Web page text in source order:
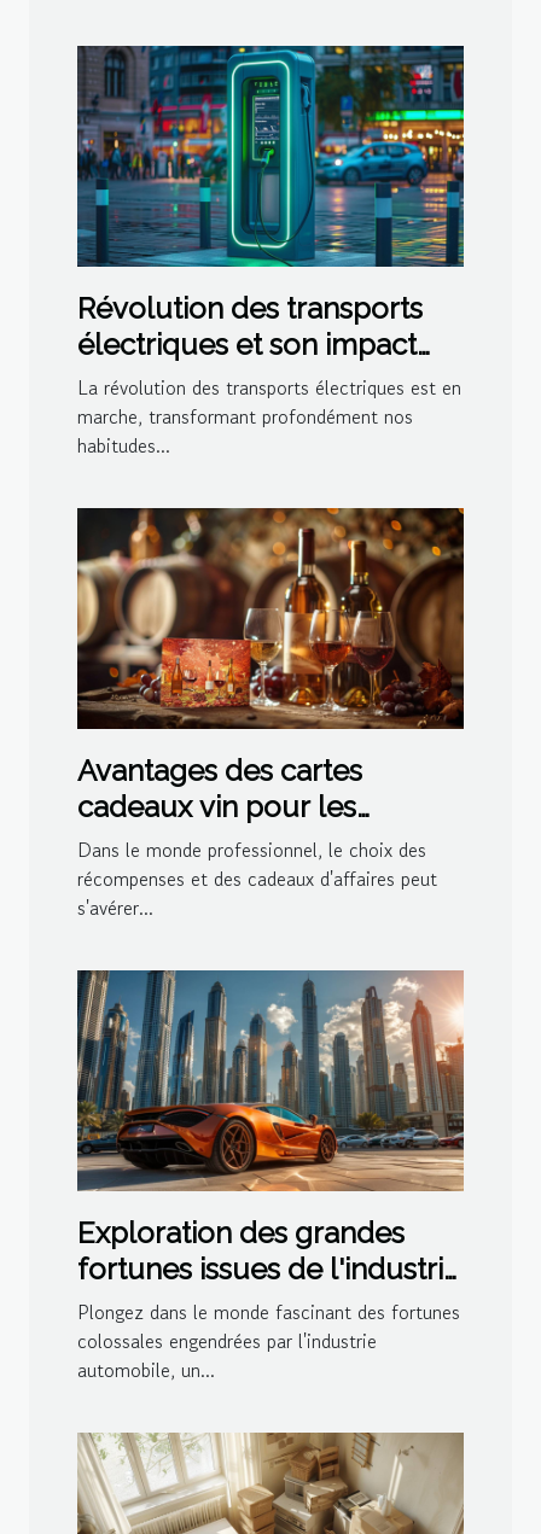
Révolution des transports
électriques et son impact
sur l'économie locale
La révolution des transports électriques est en
marche, transformant profondément nos
habitudes...
Avantages des cartes
cadeaux vin pour les
entreprises
Dans le monde professionnel, le choix des
récompenses et des cadeaux d'affaires peut
s'avérer...
Exploration des grandes
fortunes issues de l'industrie
automobile
Plongez dans le monde fascinant des fortunes
colossales engendrées par l'industrie
automobile, un...